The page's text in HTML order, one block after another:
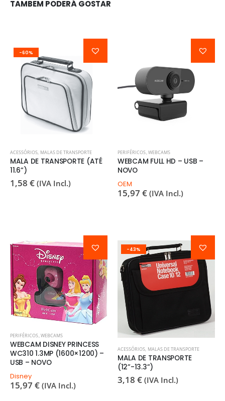
TAMBEM PODERÁ GOSTAR
-60%
ACESSÓRIOS, MALAS DE TRANSPORTE
MALA DE TRANSPORTE (ATÉ
11.6”)
1,58 € (IVA Incl.)
PERIFÉRICOS,WEBCAMS
WEBCAM FULL HD – USB –
NOVO
OEM
15,97 € (IVA Incl.)
PERIFÉRICOS,WEBCAMS
WEBCAM DISNEY PRINCESS
WC310 1.3MP (1600×1200) –
USB – NOVO
Disney
15,97 € (IVA Incl.)
-43%
ACESSÓRIOS, MALAS DE TRANSPORTE
MALA DE TRANSPORTE
(12”-13.3”)
3,18 € (IVA Incl.)